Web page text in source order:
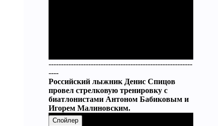
----------------------------------------------------------
----
Российский лыжник Денис Спицов
провел стрелковую тренировку с
биатлонистами Антоном Бабиковым и
Игорем Малиновским.
Спойлер